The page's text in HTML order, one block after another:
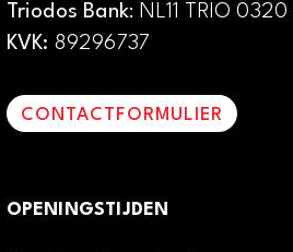
Triodos Bank: NL11 TRIO
KVK: 89296737
CONTACTFORMULIER
OPENINGSTIJDEN